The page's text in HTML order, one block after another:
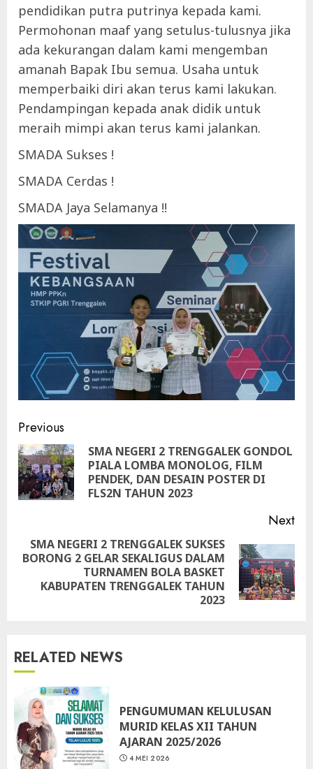
pendidikan putra putrinya kepada kami.
Permohonan maaf yang setulus-tulusnya jika
ada kekurangan dalam kami mengemban
amanah Bapak Ibu semua. Usaha untuk
memperbaiki diri akan terus kami lakukan.
Pendampingan kepada anak didik untuk
meraih mimpi akan terus kami jalankan.
SMADA Sukses !
SMADA Cerdas !
SMADA Jaya Selamanya !!
Continue
Reading
Previous
SMA NEGERI 2 TRENGGALEK GONDOL
PIALA LOMBA MONOLOG, FILM
PENDEK, DAN DESAIN POSTER DI
FLS2N TAHUN 2023
Next
Next
post:
SMA NEGERI 2 TRENGGALEK SUKSES
BORONG 2 GELAR SEKALIGUS DALAM
TURNAMEN BOLA BASKET
KABUPATEN TRENGGALEK TAHUN
2023
RELATED NEWS
PENGUMUMAN KELULUSAN
MURID KELAS XII TAHUN
AJARAN 2025/2026
4 MEI 2026